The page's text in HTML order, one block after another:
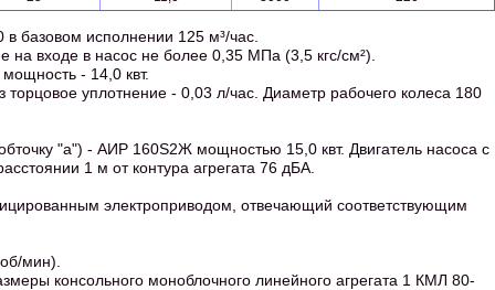
базовом исполнении 125 м³/час.
входе в насос не более 0,35 МПа (3,5 кгс/см²).
- 14,0 квт.
уплотнение - 0,03 л/час. Диаметр рабочего колеса 180
"а") - АИР 160S2Ж мощностью 15,0 квт. Двигатель насоса с
1 м от контура агрегата 76 дБА.
электроприводом, отвечающий соответствующим
мин).
консольного моноблочного линейного агрегата 1 КМЛ 80-